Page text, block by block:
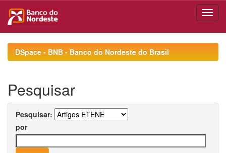
navigationDSpace - BNB - Banco do Nordeste do Brasil
Pesquisar
Pesquisar:
por